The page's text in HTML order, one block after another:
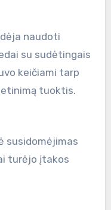
naudoti
su sudėtingais
keičiami tarp
tuoktis.
susidomėjimas
turėjo įtakos